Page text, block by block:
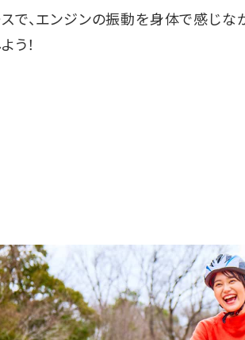
で、エンジンの振動を身体で感じな
う！